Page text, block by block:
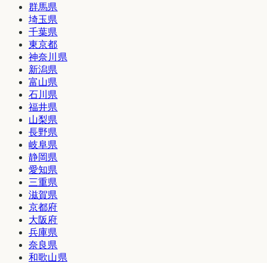
群馬県
埼玉県
千葉県
東京都
神奈川県
新潟県
富山県
石川県
福井県
山梨県
長野県
岐阜県
静岡県
愛知県
三重県
滋賀県
京都府
大阪府
兵庫県
奈良県
和歌山県